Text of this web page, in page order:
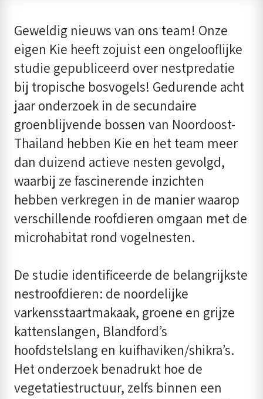
Geweldig nieuws van ons team! Onze
eigen Kie heeft zojuist een ongelooflijke
studie gepubliceerd over nestpredatie
bij tropische bosvogels! Gedurende acht
jaar onderzoek in de secundaire
groenblijvende bossen van Noordoost-
Thailand hebben Kie en het team meer
dan duizend actieve nesten gevolgd,
waarbij ze fascinerende inzichten
hebben verkregen in de manier waarop
verschillende roofdieren omgaan met de
microhabitat rond vogelnesten.
De studie identificeerde de belangrijkste
nestroofdieren: de noordelijke
varkensstaartmakaak, groene en grijze
kattenslangen, Blandford’s
hoofdstelslang en kuifhaviken/shikra’s.
Het onderzoek benadrukt hoe de
vegetatiestructuur, zelfs binnen een